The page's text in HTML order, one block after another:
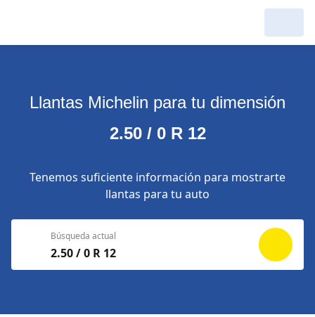
Llantas Michelin para tu dimensión
2.50 / 0 R 12
Tenemos suficiente información para mostrarte
llantas para tu auto
Búsqueda actual
2.50 / 0 R 12